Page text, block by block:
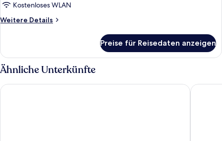
Kostenloses WLAN
Weitere Details
Weitere
Suite
Preise für Reisedaten anzeigen
Ähnliche Unterkünfte
The Social Hub Florence Belfiore Eco